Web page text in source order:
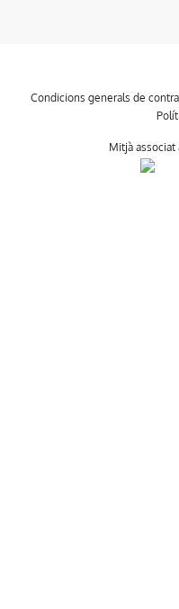
Condicions generals de
Mitjà associat